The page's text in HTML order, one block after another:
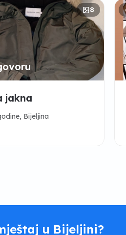
8
jakna
Bijeljina
u Bijeljini?